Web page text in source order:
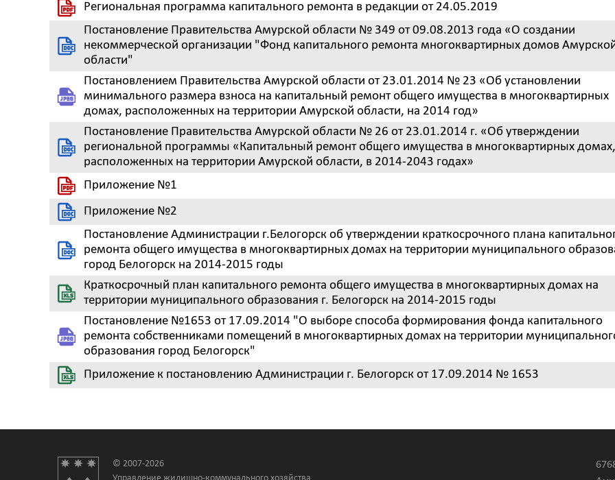
Региональная программа капитального ремонта в редакции от 24.05.2019
Постановление Правительства Амурской области № 349 от 09.08.2013 года «О создании
некоммерческой организации "Фонд капитального ремонта многоквартирных домов
области"
Постановлением Правительства Амурской области от 23.01.2014 № 23 «Об установлении
минимального размера взноса на капитальный ремонт общего имущества в многоквартирных
домах, расположенных на территории Амурской области, на 2014 год»
Постановление Правительства Амурской области № 26 от 23.01.2014 г. «Об утверждении
региональной программы «Капитальный ремонт общего имущества в многоквартирных домах,
расположенных на территории Амурской области, в 2014-2043 годах»
Приложение №1
Приложение №2
Постановление Администрации г.Белогорск об утверждении краткосрочного плана
ремонта общего имущества в многоквартирных домах на территории муниципального
город Белогорск на 2014-2015 годы
Краткосрочный план капитального ремонта общего имущества в многоквартирных домах на
территории муниципального образования г. Белогорск на 2014-2015 годы
Постановление №1653 от 17.09.2014 "О выборе способа формирования фонда капитального
ремонта собственниками помещений в многоквартирных домах на территории
образования город Белогорск"
Приложение к постановлению Администрации г. Белогорск от 17.09.2014 № 1653
© 2007-2026